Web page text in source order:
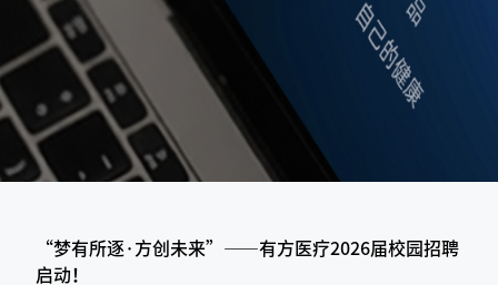
“梦有所逐·方创未来”——有方医疗2026届校园招聘
启动！